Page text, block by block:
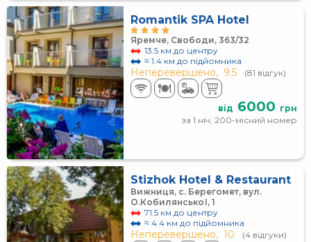
Romantik SPA Hotel
Яремче, Свободи, 363/32
13.5 км до центру
≈ 1.4 км до підйомника
Неперевершено, 9.5 (81 відгук)
від 6000 грн
за 1 ніч, 200-місний номер
Stizhok Hotel & Restaurant
Вижниця, с. Берегомет, вул.
О.Кобилянської, 1
71.5 км до центру
≈ 4.4 км до підйомника
Неперевершено, 10 (4 відгуки)